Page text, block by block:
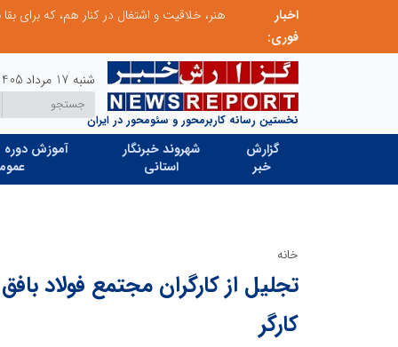
اخبار
فوری:
نخستین رسانه کاربرمحور و سئومحور در ایران
شنبه 17 مرداد 1405
گزارش
خبر
شهروند خبرنگار
استانی
آموزش دوره
خانه
تجلیل از کارگران مجتمع فولاد
کارگر